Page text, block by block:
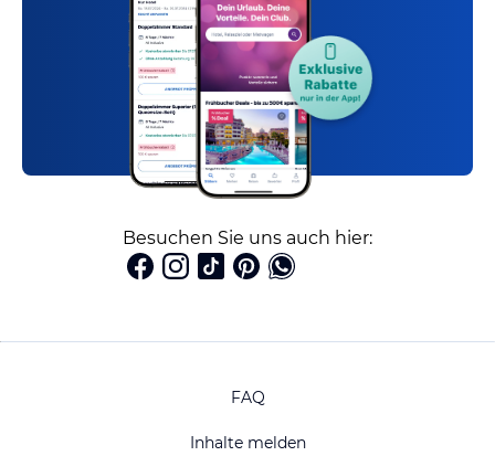
Besuchen Sie uns auch hier:
FAQ
Inhalte melden